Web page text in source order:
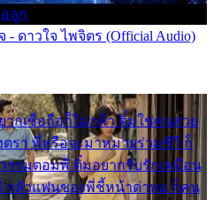
อลูก
- ดาวใจ ไพจิตร (Official Audio)
ากเชื่อถือก็ไม่กล้า ติ๋มใช่คนสวย
ตรา พี่หรือจะมาหมายร่วมชีวี ก็
ๆรุมตอมพี่ ติ๋มอยากรับรักเหมือน
กลัวแฟนของพี่ชี้หน้าด่าทอ ก็คน